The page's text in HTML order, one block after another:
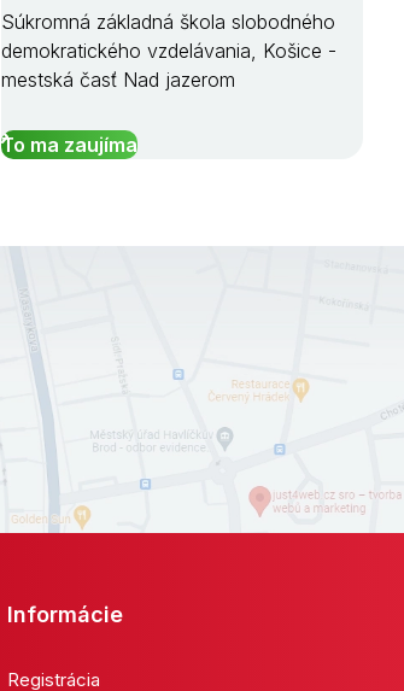
Súkromná základná škola slobodného
demokratického vzdelávania, Košice -
mestská časť Nad jazerom
To ma zaujíma
Informácie
Registrácia